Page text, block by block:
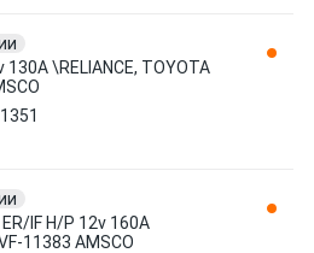
\RELIANCE, TOYOTA
IF H/P 12v 160A
11383 AMSCO